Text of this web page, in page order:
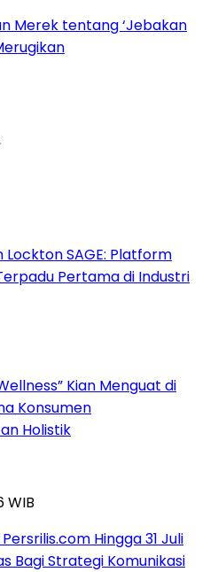
Merek tentang ‘Jebakan
SAGE: Platform
Pertama di Industri
Kian Menguat di
Konsumen
Holistik
WIB
Hingga 31 Juli
Bagi Strategi Komunikasi